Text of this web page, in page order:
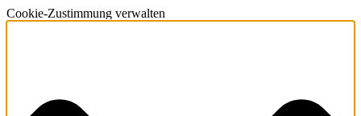
Cookie-Zustimmung verwalten